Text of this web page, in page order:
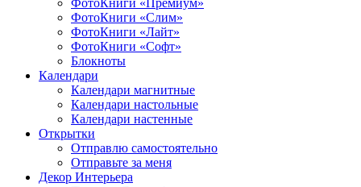
ФотоКниги «Премиум»
ФотоКниги «Слим»
ФотоКниги «Лайт»
ФотоКниги «Софт»
Блокноты
Календари
Календари магнитные
Календари настольные
Календари настенные
Открытки
Отправлю самостоятельно
Отправьте за меня
Декор Интерьера